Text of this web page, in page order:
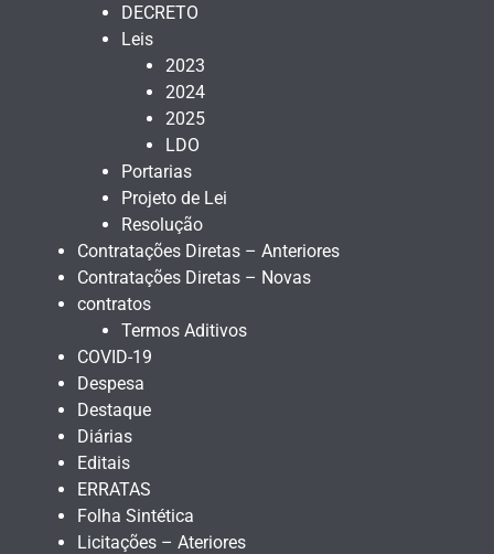
DECRETO
Leis
2023
2024
2025
LDO
Portarias
Projeto de Lei
Resolução
Contratações Diretas – Anteriores
Contratações Diretas – Novas
contratos
Termos Aditivos
COVID-19
Despesa
Destaque
Diárias
Editais
ERRATAS
Folha Sintética
Licitações – Ateriores